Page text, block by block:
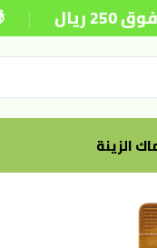
|
🎁
الزينة